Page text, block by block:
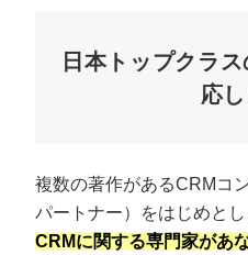
日本トップクラ
応
複数の著作があるCRMコ
パートナー）をはじめとし
CRMに関する専門家があ